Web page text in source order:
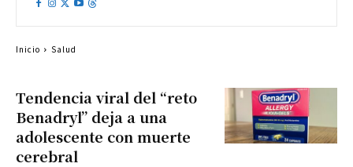
Tendencia viral del “reto
Benadryl” deja a una
adolescente con muerte
cerebral
Inicio Salud